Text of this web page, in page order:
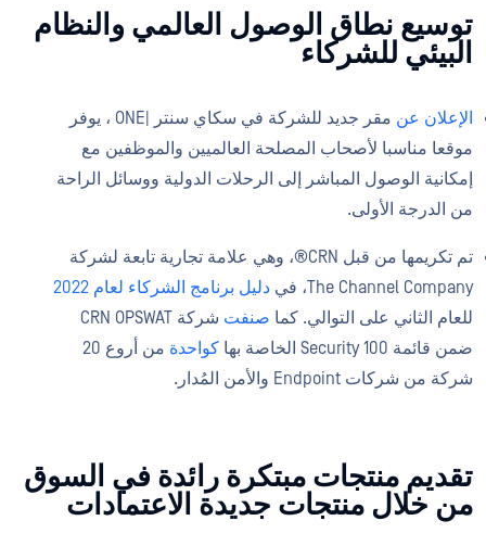
توسيع نطاق الوصول العالمي والنظام
البيئي للشركاء
الإعلان عن
مقر جديد للشركة في سكاي سنتر |ONE ، يوفر
موقعا مناسبا لأصحاب المصلحة العالميين والموظفين مع
إمكانية الوصول المباشر إلى الرحلات الدولية ووسائل الراحة
من الدرجة الأولى.
تم تكريمها من قبل CRN®، وهي علامة تجارية تابعة لشركة
The Channel Company، في
دليل برنامج الشركاء لعام 2022
للعام الثاني على التوالي. كما صنفت
شركة CRN OPSWAT
ضمن قائمة Security 100 الخاصة بها
كواحدة
من أروع 20
شركة من شركات Endpoint والأمن المُدار.
تقديم منتجات مبتكرة رائدة في السوق
من خلال منتجات جديدة الاعتمادات